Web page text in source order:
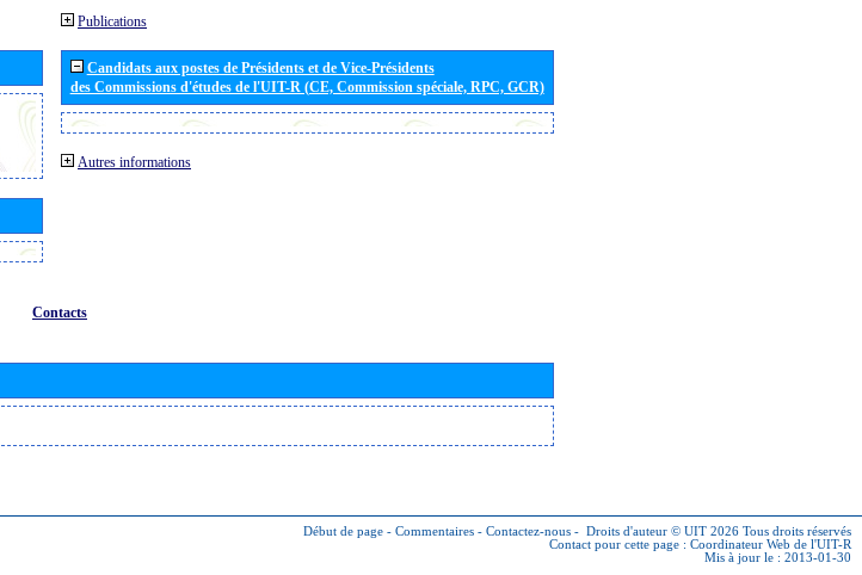
Publications
Candidats aux postes de Présidents et de Vice-Présidents
des Commissions d'études de l'UIT-R (CE, Commission spéciale, RPC, GCR)
Autres informations
Contacts
Début de page - Commentaires - Contactez-nous - Droits d'auteur © UIT 2026 Tous droits réservés
Contact pour cette page : Coordinateur Web de l'UIT-R
Mis à jour le : 2013-01-30